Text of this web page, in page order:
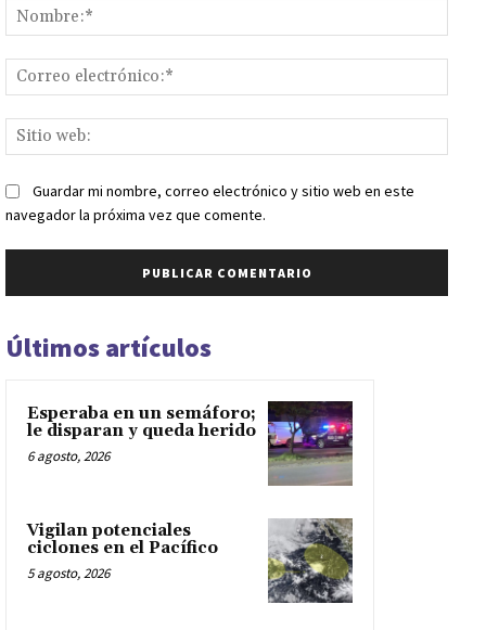
web:
Guardar mi nombre, correo electrónico y sitio web en este
navegador la próxima vez que comente.
Últimos artículos
Esperaba en un semáforo;
le disparan y queda herido
6 agosto, 2026
Vigilan potenciales
ciclones en el Pacífico
5 agosto, 2026